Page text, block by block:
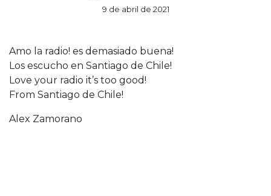
9 de abril de 2021
Amo la radio! es demasiado buena!
Los escucho en Santiago de Chile!
Love your radio it’s too good!
From Santiago de Chile!
Alex Zamorano